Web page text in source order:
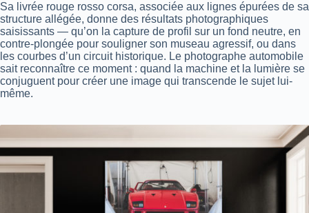
Sa livrée rouge rosso corsa, associée aux lignes épurées de sa
structure allégée, donne des résultats photographiques
saisissants — qu’on la capture de profil sur un fond neutre, en
contre-plongée pour souligner son museau agressif, ou dans
les courbes d’un circuit historique. Le photographe automobile
sait reconnaître ce moment : quand la machine et la lumière se
conjuguent pour créer une image qui transcende le sujet lui-
même.